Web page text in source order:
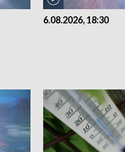
6.08.2026, 18:30